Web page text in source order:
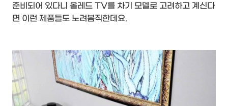
준비되어 있다니 올레드 TV를 차기 모델로 고려하고 계신다
면 이런 제품들도 노려봄직한데요.